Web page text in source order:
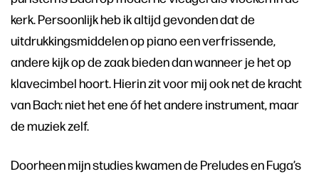
kerk. Persoonlijk heb ik altijd gevonden dat de
uitdrukkingsmiddelen op piano een verfrissende,
andere kijk op de zaak bieden dan wanneer je het op
klavecimbel hoort. Hierin zit voor mij ook net de kracht
van Bach: niet het ene óf het andere instrument, maar
de muziek zelf.
Doorheen mijn studies kwamen de Preludes en Fuga’s